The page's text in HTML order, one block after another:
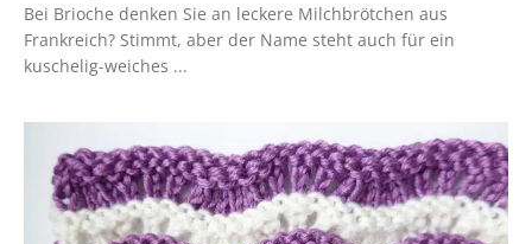
Bei Brioche denken Sie an leckere Milchbrötchen aus
Frankreich? Stimmt, aber der Name steht auch für ein
kuschelig-weiches ...